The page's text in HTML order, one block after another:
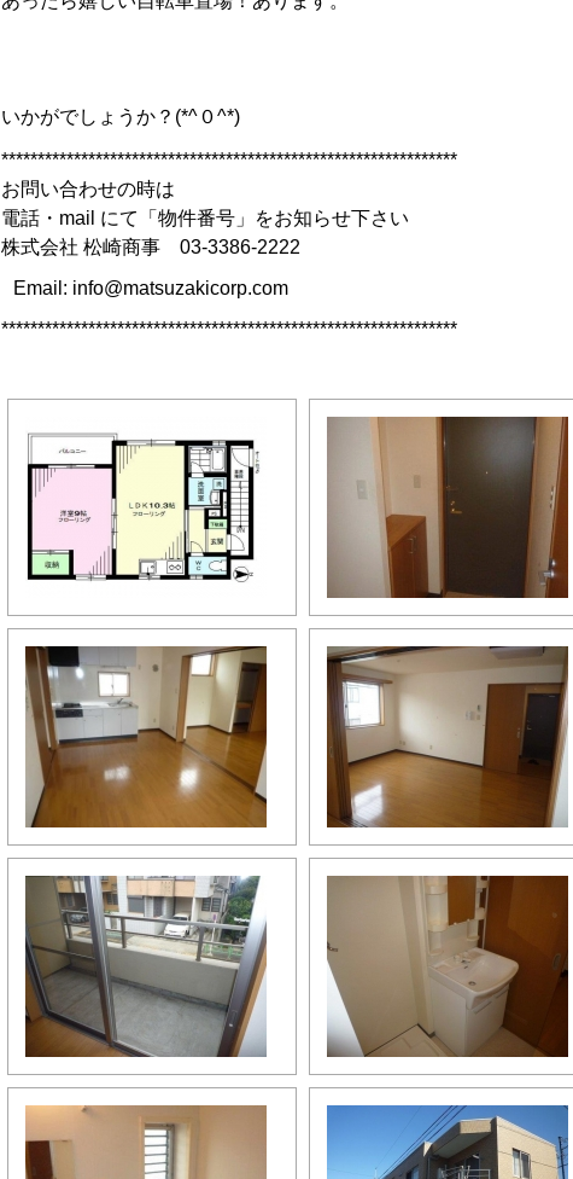
いかがでしょうか？(*^０^*)
***************************************************************
お問い合わせの時は
電話・mail にて「物件番号」をお知らせ下さい
株式会社 松崎商事 03-3386-2222
Email: info@matsuzakicorp.com
***************************************************************